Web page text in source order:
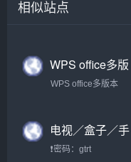
相似站点
WPS office多版
本下载合集 · 语雀
WPS office多版本
电视／盒子／手
机直播应用TV版
❗密码：gtrt